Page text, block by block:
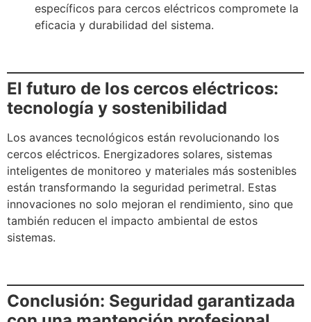
específicos para cercos eléctricos compromete la
eficacia y durabilidad del sistema.
El futuro de los cercos eléctricos:
tecnología y sostenibilidad
Los avances tecnológicos están revolucionando los
cercos eléctricos. Energizadores solares, sistemas
inteligentes de monitoreo y materiales más sostenibles
están transformando la seguridad perimetral. Estas
innovaciones no solo mejoran el rendimiento, sino que
también reducen el impacto ambiental de estos
sistemas.
Conclusión: Seguridad garantizada